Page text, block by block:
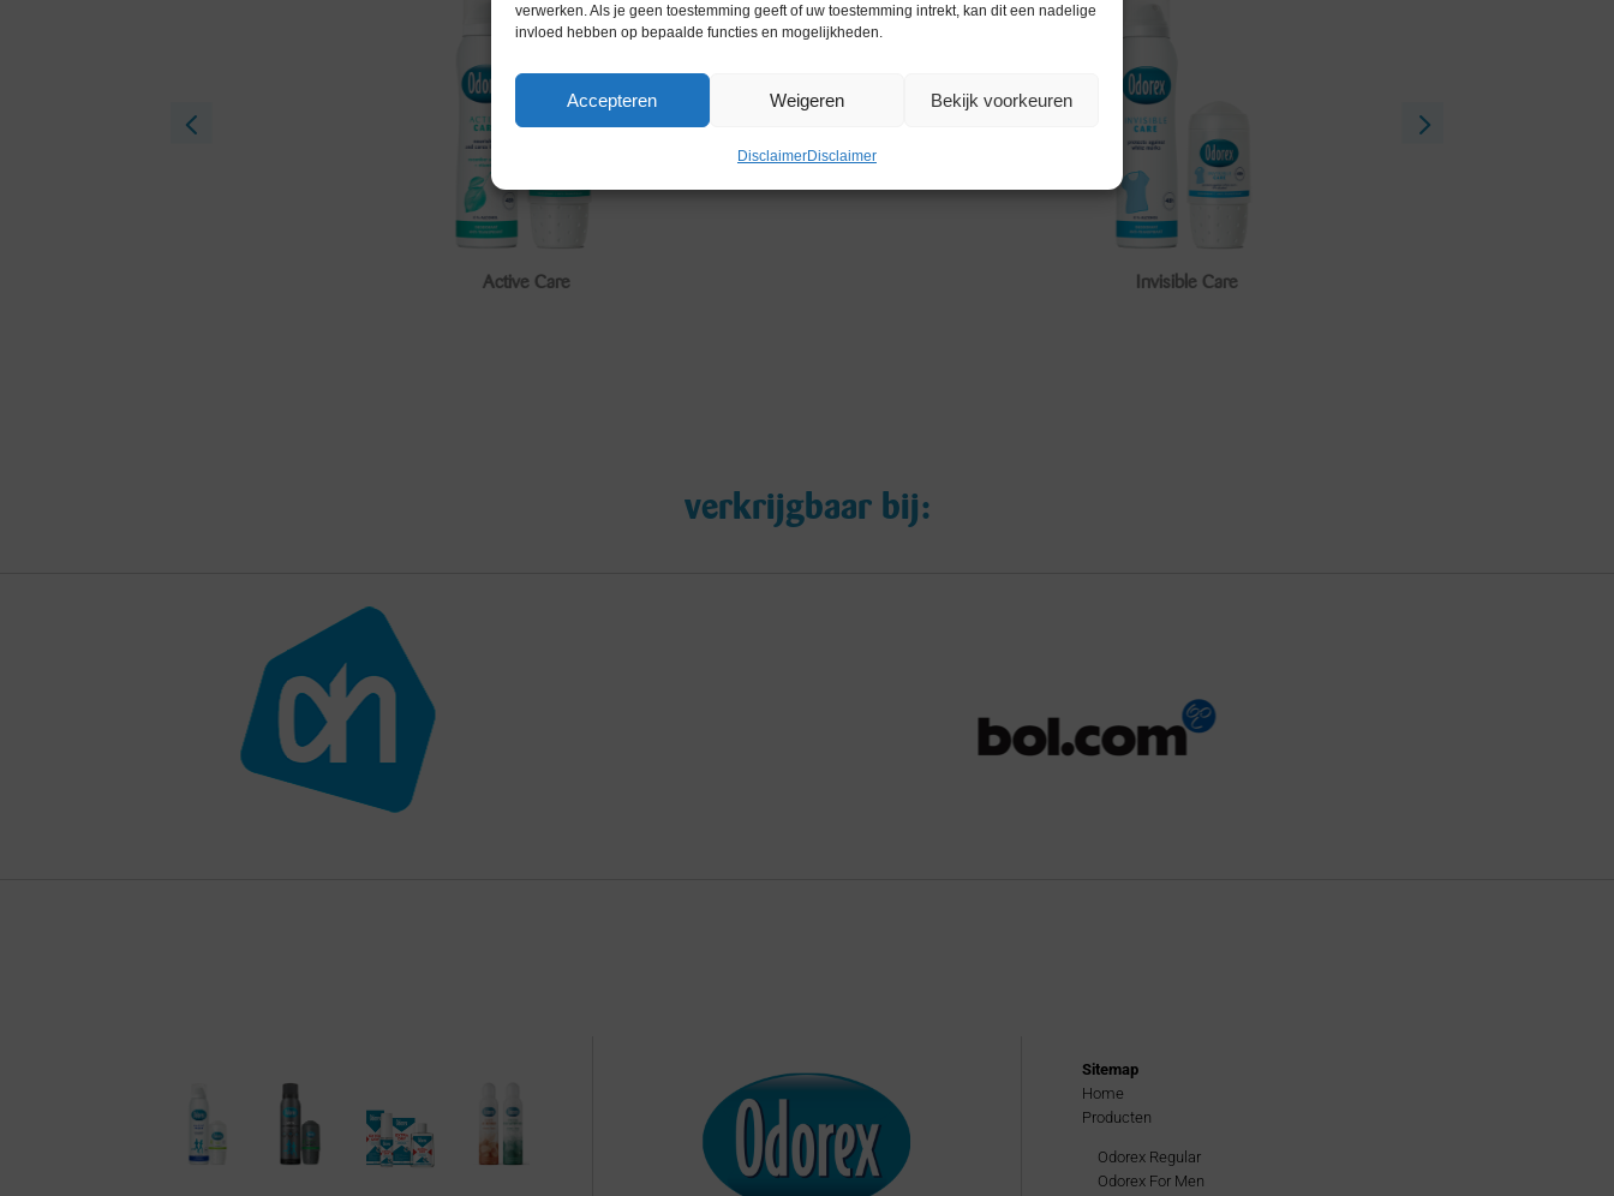
verwerken. Als je geen toestemming geeft of uw toestemming intrekt, kan dit een nadelige
invloed hebben op bepaalde functies en mogelijkheden.
Accepteren Weigeren Bekijk voorkeuren
DisclaimerDisclaimer
verkrijgbaar bij:
Sitemap
Home
Producten
Odorex Regular
Odorex For Men